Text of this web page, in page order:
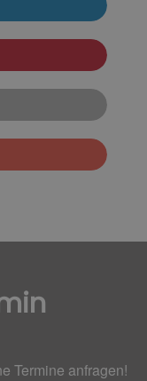
Termine anfragen!